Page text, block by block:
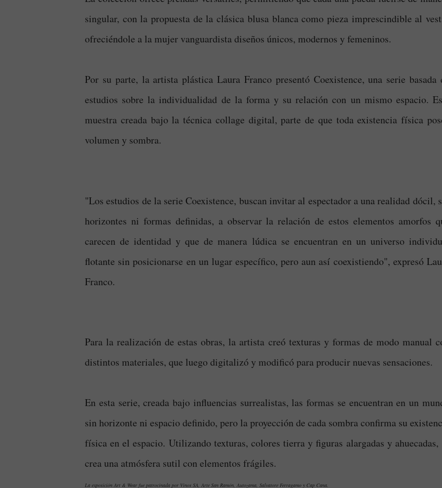
singular, con la propuesta de la clásica blusa blanca como pieza imprescindible al
ofreciéndole a la mujer vanguardista diseños únicos, modernos y femeninos.
Por su parte, la artista plástica Laura Franco presentó Coexistence, una serie basada
estudios sobre la individualidad de la forma y su relación con un mismo espacio.
muestra creada bajo la técnica collage digital, parte de que toda existencia física
volumen y sombra.
"Los estudios de la serie Coexistence, buscan invitar al espectador a una realidad dócil,
horizontes ni formas definidas, a observar la relación de estos elementos amorfos
carecen de identidad y que de manera lúdica se encuentran en un universo
flotante sin posicionarse en un lugar específico, pero aun así coexistiendo", expresó
Franco.
Para la realización de estas obras, la artista creó texturas y formas de modo manual
distintos materiales, que luego digitalizó y modificó para producir nuevas sensaciones.
En esta serie, creada bajo influencias surrealistas, las formas se encuentran en un
sin horizonte ni espacio definido, pero la proyección de cada sombra confirma su
física en el espacio. Utilizando texturas, colores tierra y figuras alargadas y ahuecadas,
crea una atmósfera sutil con elementos frágiles.
La exposición Art & Wear fue patrocinada por Vinos SA, Arte San Ramón, Autozama, Salvatore Ferragamo y Cap Cana.